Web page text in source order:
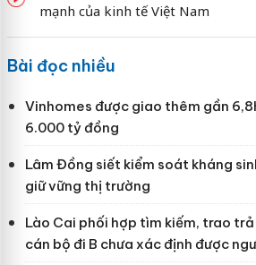
mạnh của kinh tế Việt Nam
Bài đọc nhiều
Vinhomes được giao thêm gần
6.000 tỷ đồng
Lâm Đồng siết kiểm soát kháng
giữ vững thị trường
Lào Cai phối hợp tìm kiếm, trao
cán bộ đi B chưa xác định được